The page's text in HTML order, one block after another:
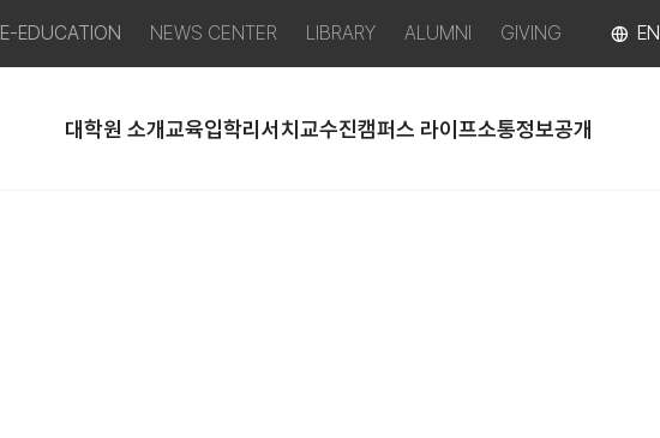
E-EDUCATION NEWS CENTER LIBRARY ALUMNI GIVING EN
대학원 소개교육입학리서치 교수진캠퍼스 라이프소통정보공개